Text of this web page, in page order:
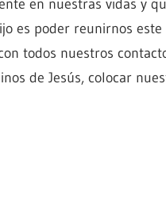
en nuestras vidas y
es poder reunirnos
todos nuestros
de Jesús, colocar